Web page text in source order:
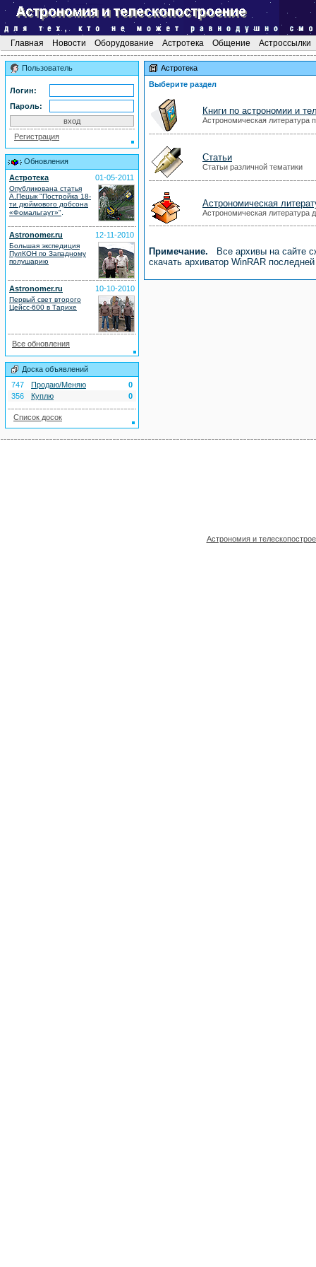
Главная Новости Оборудование Астротека Общение Астроссылки
Пользователь
Логин:
Пароль:
Регистрация
Обновления
Астротека
01-05-2011
Опубликована статья
А.Пецык "Постройка 18-
ти дюймового добсона
«Фомальгаут»"
Astronomer.ru 12-11-2010
Большая экспедиция
ПулКОН по Западному
полушарию
Astronomer.ru 10-10-2010
Первый свет второго
Цейсс-600 в Тарихе
Все обновления
Доска объявлений
747
Продаю/Меняю
0
356
Куплю 0
Список досок
Астротека
Выберите раздел
Книги по астрономии и
Астрономическая литература
Статьи
Статьи различной тематики
Астрономическая
Астрономическая литература
Примечание. Все архивы на сайте
скачать архиватор WinRAR
Астрономия и